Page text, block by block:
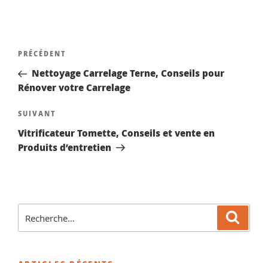
Navigation
l’article
Article
précédent
PRÉCÉDENT
Nettoyage Carrelage Terne, Conseils pour
Rénover votre Carrelage
Article
suivant
SUIVANT
Vitrificateur Tomette, Conseils et vente en
Produits d’entretien
pour